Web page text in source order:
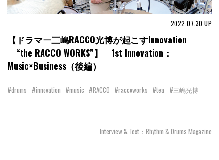
2022.07.30 UP
【ドラマー三嶋RACCO光博が起こすInnovation
“the RACCO WORKS”】 1st Innovation：
Music×Business（後編）
#drums #innovation #music #RACCO #raccoworks #tea #三嶋光博
Interview & Text：Rhythm & Drums Magazine